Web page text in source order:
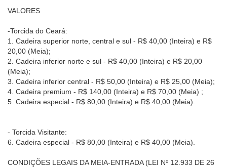
VALORES
-Torcida do Ceará:
1. Cadeira superior norte, central e sul - R$ 40,00 (Inteira) e R$
20,00 (Meia);
2. Cadeira inferior norte e sul - R$ 40,00 (Inteira) e R$ 20,00
(Meia);
3. Cadeira inferior central - R$ 50,00 (Inteira) e R$ 25,00 (Meia);
4. Cadeira premium - R$ 140,00 (Inteira) e R$ 70,00 (Meia) ;
5. Cadeira especial - R$ 80,00 (Inteira) e R$ 40,00 (Meia).
- Torcida Visitante:
6. Cadeira especial - R$ 80,00 (Inteira) e R$ 40,00 (Meia).
CONDIÇÕES LEGAIS DA MEIA-ENTRADA (LEI Nº 12.933 DE 26